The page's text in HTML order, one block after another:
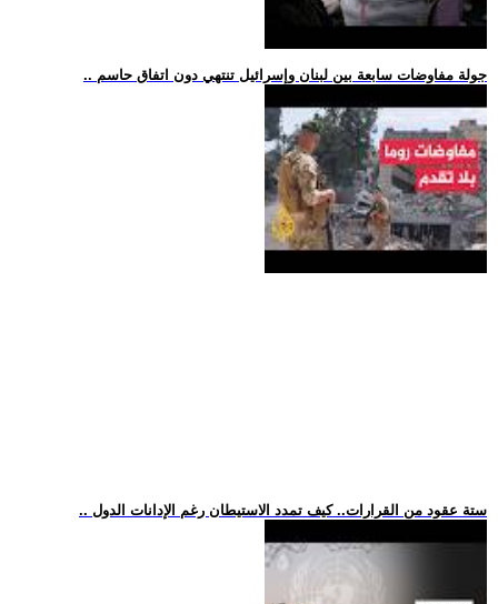
.. جولة مفاوضات سابعة بين لبنان وإسرائيل تنتهي دون اتفاق حاسم
.. ستة عقود من القرارات.. كيف تمدد الاستيطان رغم الإدانات الدول